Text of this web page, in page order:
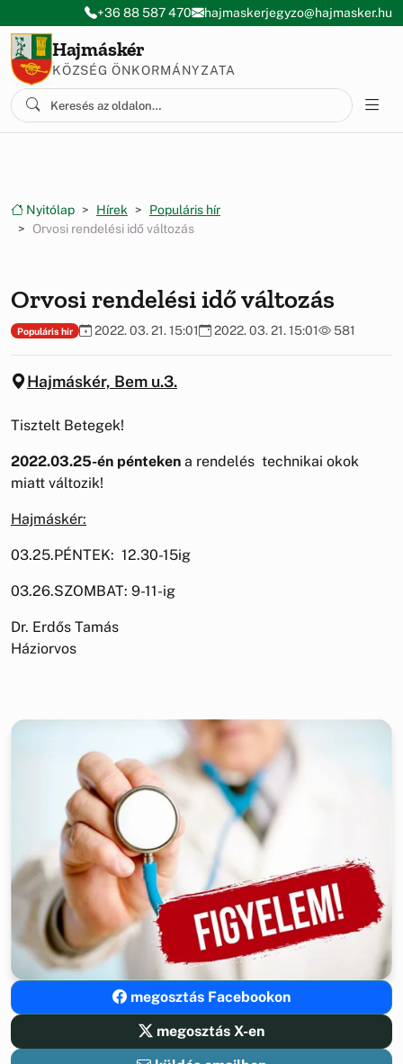
Ugrás a menüre
Ugrás a tartalomra
+36 88 587 470 hajmaskerjegyzo@hajmasker.hu
Hajmáskér
KÖZSÉG ÖNKORMÁNYZATA
Nyitólap Hírek
Populáris hír
Orvosi rendelési idő változás
Orvosi rendelési idő változás
Populáris hír 2022. 03. 21. 15:01 2022. 03. 21. 15:01 581
Hajmáskér, Bem u.3.
Tisztelt Betegek!
2022.03.25-én pénteken a rendelés technikai okok
miatt változik!
Hajmáskér:
03.25.PÉNTEK: 12.30-15ig
03.26.SZOMBAT: 9-11-ig
Dr. Erdős Tamás
Háziorvos
megosztás Facebookon
megosztás X-en